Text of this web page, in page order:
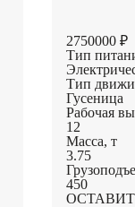
2750000 ₽
Тип
Тип
Гусеница
Рабочая
12
Масса, т
3.75
450